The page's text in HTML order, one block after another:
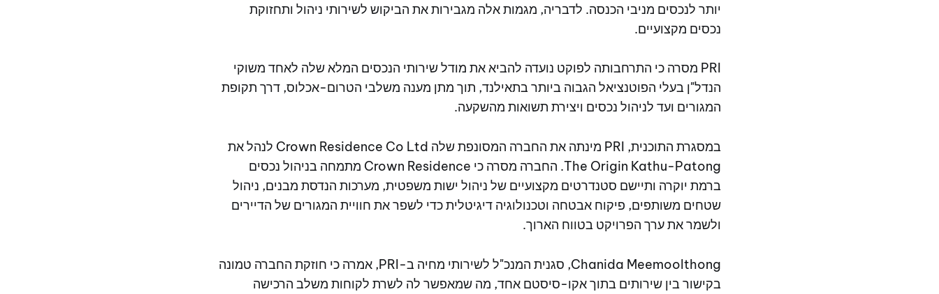
יותר לנכסים מניבי הכנסה. לדבריה, מגמות אלה מגבירות את הביקוש לשירותי ניהול ותחזוקת
נכסים מקצועיים.
PRI מסרה כי התרחבותה לפוקט נועדה להביא את מודל שירותי הנכסים המלא שלה לאחד משוקי
הנדל"ן בעלי הפוטנציאל הגבוה ביותר בתאילנד, תוך מתן מענה משלבי הטרום-אכלוס, דרך תקופת
המגורים ועד לניהול נכסים ויצירת תשואות מהשקעה.
במסגרת התוכנית, PRI מינתה את החברה המסונפת שלה Crown Residence Co Ltd לנהל את
The Origin Kathu-Patong. החברה מסרה כי Crown Residence מתמחה בניהול נכסים
ברמת יוקרה ותיישם סטנדרטים מקצועיים של ניהול ישות משפטית, מערכות הנדסת מבנים, ניהול
שטחים משותפים, פיקוח אבטחה וטכנולוגיה דיגיטלית כדי לשפר את חוויית המגורים של הדיירים
ולשמר את ערך הפרויקט בטווח הארוך.
Chanida Meemoolthong, סגנית המנכ"ל לשירותי מחיה ב-PRI, אמרה כי חוזקת החברה טמונה
בקישור בין שירותים בתוך אקו-סיסטם אחד, מה שמאפשר לה לשרת לקוחות משלב הרכישה